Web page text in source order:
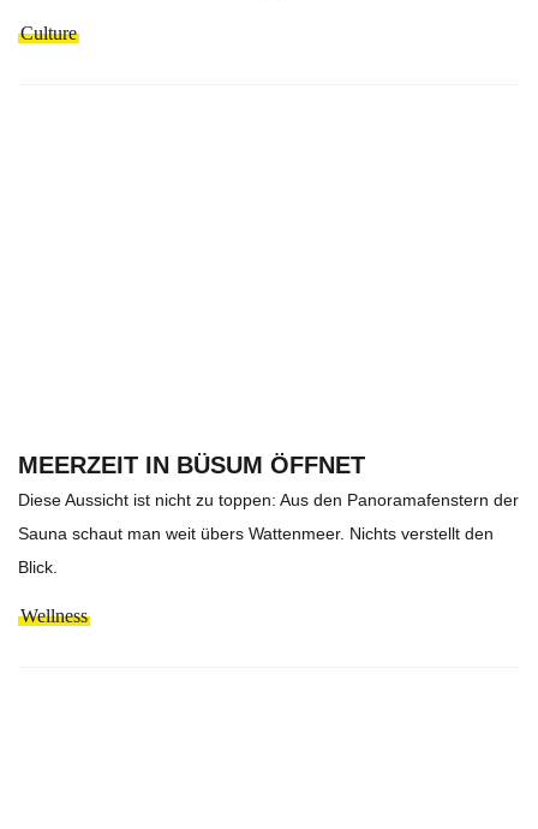
Culture
MEERZEIT IN BÜSUM ÖFFNET
Diese Aussicht ist nicht zu toppen: Aus den Panoramafenstern der
Sauna schaut man weit übers Wattenmeer. Nichts verstellt den
Blick.
Wellness